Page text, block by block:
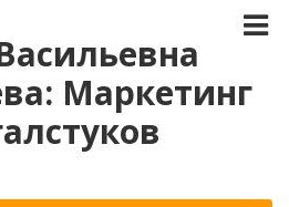
Маркетинг